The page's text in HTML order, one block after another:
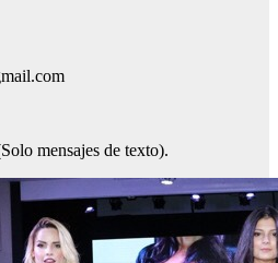
mensajes de texto).